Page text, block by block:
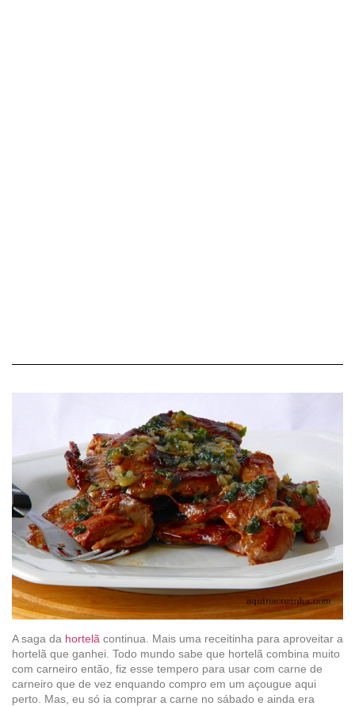
A saga da hortelã continua. Mais uma receitinha para aproveitar a
hortelã que ganhei. Todo mundo sabe que hortelã combina muito
com carneiro então, fiz esse tempero para usar com carne de
carneiro que de vez enquando compro em um açougue aqui
perto. Mas, eu só ia comprar a carne no sábado e ainda era